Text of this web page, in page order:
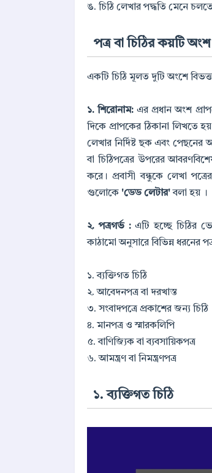
ঙ. চিঠি লেখার পদ্ধতি মেনে
পত্র বা চিঠির কয়টি
একটি চিঠি মূলত দুটি অংশে
১. শিরোনাম:এর প্রধান অংশ
দিকে প্রাপকের ঠিকানা লিখতে
লেখার নির্দিষ্ট ছক এবং
বা চিঠিপত্রের উপরের
করে। প্রবাসী বন্ধুকে লেখা
গুলোকে 'ডেড লেটার'বলা হয় ।
২. পত্রগর্ভ :এটি হচ্ছে চিঠির
কাঠামো অনুসারে বিভিন্ন ধরনের
১. ব্যক্তিগত চিঠি
২. আবেদনপত্র বা দরখাস্ত
৩. সংবাদপত্রে প্রকাশের জন্য চিঠি
৪. মানপত্র ও স্মারকলিপি
৫. বাণিজ্যিক বা ব্যবসায়িকপত্র
৬. আমন্ত্রণ বা নিমন্ত্রণপত্র
১. ব্যক্তিগত চিঠি